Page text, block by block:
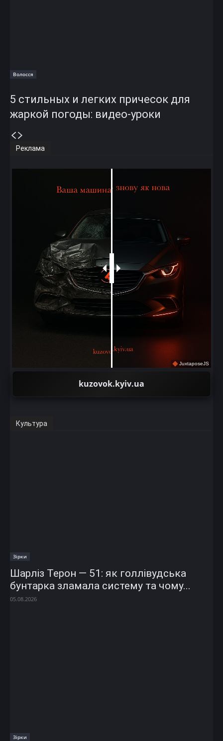
Волосся
5 стильных и легких причесок для
жаркой погоды: видео-уроки
Реклама
JuxtaposeJS
kuzovok.kyiv.ua
Культура
Зірки
Шарліз Терон — 51: як голлівудська
бунтарка зламала систему та чому...
05.08.2026
Зірки